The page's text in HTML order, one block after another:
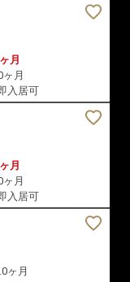
月
ヶ月
入居可
月
ヶ月
入居可
ヶ月